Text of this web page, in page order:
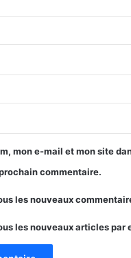
mon e-mail et mon site
commentaire.
les nouveaux
les nouveaux articles par